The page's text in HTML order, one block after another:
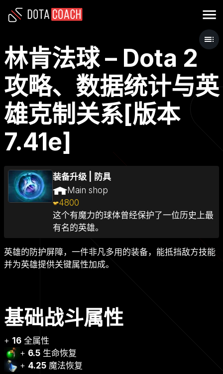
林肯法球 – Dota 2
攻略、数据统计与英
雄克制关系[版本
7.41e]
装备升级
防具
Main shop
4800
这个有魔力的球体曾经保护了一位历史上最
有名的英雄。
英雄的防护屏障，一件非凡多用的装备，能抵挡敌方技能
并为英雄提供关键属性加成。
基础战斗属性
+ 16 全属性
+ 6.5 生命恢复
+ 4.25 魔法恢复